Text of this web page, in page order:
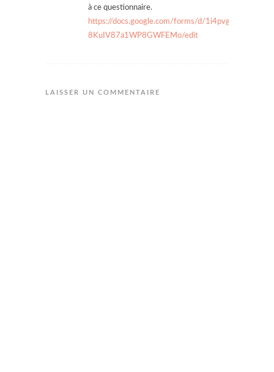
à ce questionnaire.
https://docs.google.com/forms/d/
8KuIV87a1WP8GWFEMo/edit
LAISSER UN COMMENTAIRE